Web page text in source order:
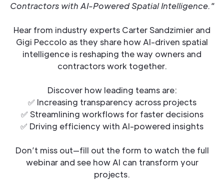
Contractors with AI-Powered Spatial Intelligence."
Hear from industry experts Carter Sandzimier and
Gigi Peccolo as they share how AI-driven spatial
intelligence is reshaping the way owners and
contractors work together.
Discover how leading teams are:
✅ Increasing transparency across projects
✅ Streamlining workflows for faster decisions
✅ Driving efficiency with AI-powered insights
Don’t miss out—fill out the form to watch the full
webinar and see how AI can transform your
projects.